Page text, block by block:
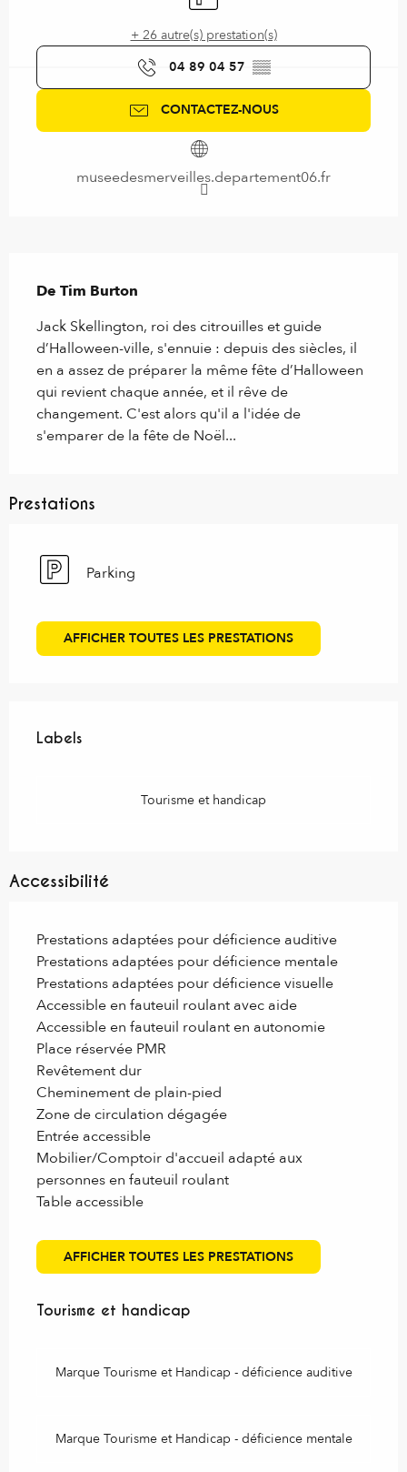
+ 26 autre(s) prestation(s)
04 89 04 57 ▒▒
CONTACTEZ-NOUS
museedesmerveilles.departement06.fr
De Tim Burton
Jack Skellington, roi des citrouilles et guide
d’Halloween-ville, s'ennuie : depuis des siècles, il
en a assez de préparer la même fête d’Halloween
qui revient chaque année, et il rêve de
changement. C'est alors qu'il a l'idée de
s'emparer de la fête de Noël...
Prestations
Parking
AFFICHER TOUTES LES PRESTATIONS
Labels
Labels
Tourisme et handicap
Accessibilité
Prestations adaptées pour déficience auditive
Prestations adaptées pour déficience mentale
Prestations adaptées pour déficience visuelle
Accessible en fauteuil roulant avec aide
Accessible en fauteuil roulant en autonomie
Place réservée PMR
Revêtement dur
Cheminement de plain-pied
Zone de circulation dégagée
Entrée accessible
Mobilier/Comptoir d'accueil adapté aux
personnes en fauteuil roulant
Table accessible
AFFICHER TOUTES LES PRESTATIONS
Tourisme et handicap
Tourisme et handicap
Marque Tourisme et Handicap - déficience auditive
Marque Tourisme et Handicap - déficience mentale